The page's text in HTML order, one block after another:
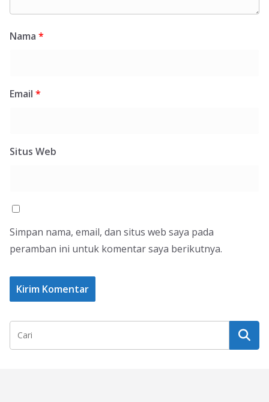
Nama *
Email *
Situs Web
Simpan nama, email, dan situs web saya pada
peramban ini untuk komentar saya berikutnya.